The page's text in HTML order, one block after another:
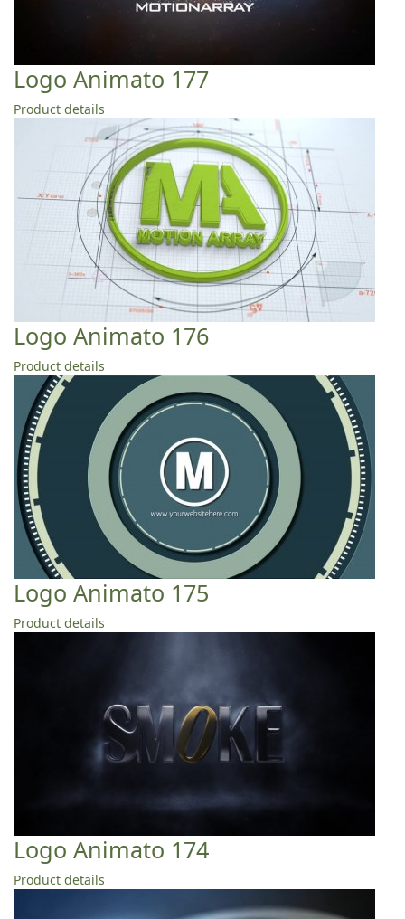
Logo Animato 177
Product details
Logo Animato 176
Product details
Logo Animato 175
Product details
Logo Animato 174
Product details